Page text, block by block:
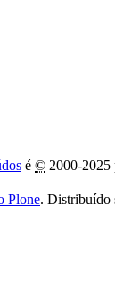
é © 2000-2025
Plone. Distribuído